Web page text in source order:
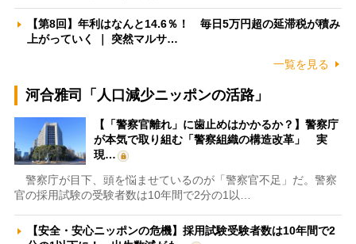
【第8回】年利はなんと14.6％！ 毎日5万円超の延滞税が積み
上がっていく ｜ 突然マルサ…
一覧を見る
河合雅司「人口減少ニッポンの活路」
【「警察官離れ」に歯止めはかかるか？】警察庁
が本気で取り組む「警察組織の構造改革」 実
現…
警察庁が目下、頭を悩ませているのが「警察官不足」だ。警察
官の採用試験の受験者数は10年間で2分の1以…
【安全・安心ニッポンの危機】採用試験受験者数は10年間で2